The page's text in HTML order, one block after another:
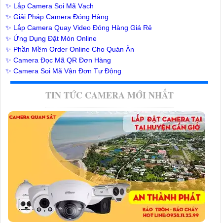
✨ Lắp Camera Soi Mã Vạch
✨ Giải Pháp Camera Đóng Hàng
✨ Lắp Camera Quay Video Đóng Hàng Giá Rẻ
✨ Ứng Dụng Đặt Món Online
✨ Phần Mềm Order Online Cho Quán Ăn
✨ Camera Đọc Mã QR Đơn Hàng
✨ Camera Soi Mã Vận Đơn Tự Động
TIN TỨC CAMERA MỚI NHẤT